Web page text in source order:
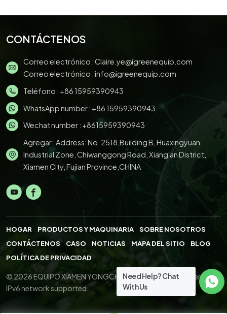
CONTÁCTENOS
Correo electrónico :Claire.ye@igreenequip.com
Correo electrónico :info@igreenequip.com
Teléfono : +86 15959390943
WhatsApp number : +86 15959390943
Wechat number : +8615959390943
Agregar : Address: No. 2518,Building B, Huaxingyuan
Industrial Zone, Chiwanggong Road, Xiang'an District,
Xiamen City, Fujian Province,CHINA
HOGAR PRODUCTOS Y MAQUINARIA
SOBRE NOSOTROS
CONTÁCTENOS
CASO NOTICIAS MAPA DEL SITIO
BLOG
POLÍTICA DE PRIVACIDAD
© 2026 EQUIPO XIAMEN YONGCHENG.,LTD. All Right Reserved.
IPv6 network supported.
Need Help? Chat
With Us